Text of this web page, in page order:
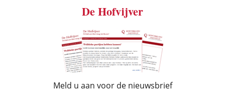
De Hofvijver
Meld u aan voor de nieuwsbrief